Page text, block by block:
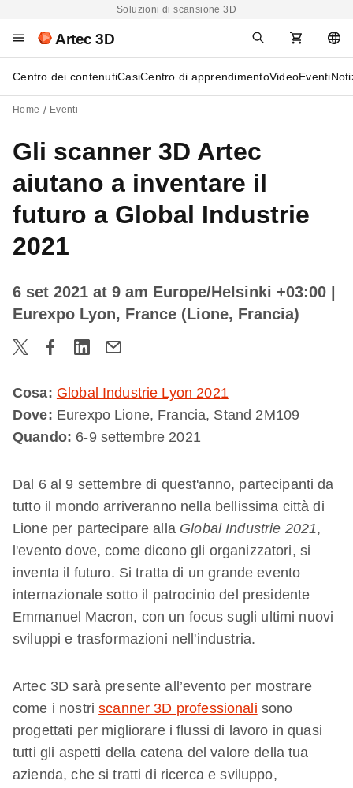
Soluzioni di scansione 3D
Artec 3D
Centro dei contenutiCasiCentro di apprendimentoVideoEventi
Home Eventi
Gli scanner 3D Artec
aiutano a inventare il
futuro a Global Industrie
2021
6 set 2021 at 9 am Europe/Helsinki +03:00
Eurexpo Lyon, France (Lione, Francia)
Cosa: Global Industrie Lyon 2021
Dove: Eurexpo Lione, Francia, Stand 2M109
Quando: 6-9 settembre 2021
Dal 6 al 9 settembre di quest'anno, partecipanti da
tutto il mondo arriveranno nella bellissima città di
Lione per partecipare alla Global Industrie 2021,
l'evento dove, come dicono gli organizzatori, si
inventa il futuro. Si tratta di un grande evento
internazionale sotto il patrocinio del presidente
Emmanuel Macron, con un focus sugli ultimi nuovi
sviluppi e trasformazioni nell'industria.
Artec 3D sarà presente all’evento per mostrare
come i nostriscanner 3D professionali sono
progettati per migliorare i flussi di lavoro in quasi
tutti gli aspetti della catena del valore della tua
azienda, che si tratti di ricerca e sviluppo,